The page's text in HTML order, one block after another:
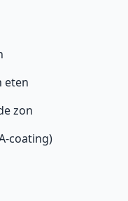
eten
zon
coating)